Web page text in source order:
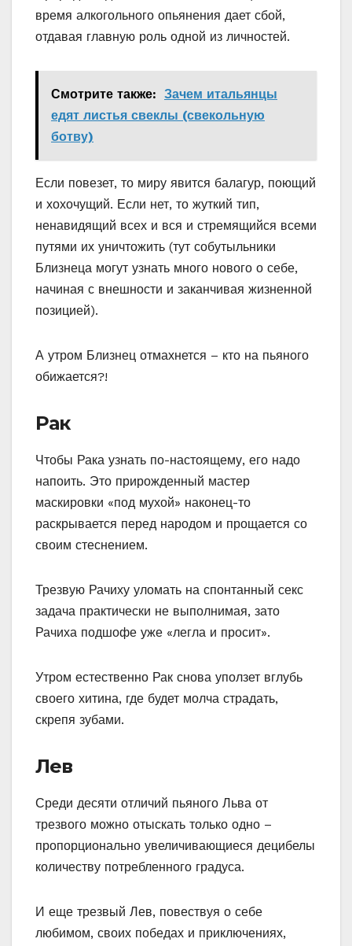
время алкогольного опьянения дает сбой,
отдавая главную роль одной из личностей.
Смотрите также: Зачем итальянцы
едят листья свеклы (свекольную
ботву)
Если повезет, то миру явится балагур, поющий
и хохочущий. Если нет, то жуткий тип,
ненавидящий всех и вся и стремящийся всеми
путями их уничтожить (тут собутыльники
Близнеца могут узнать много нового о себе,
начиная с внешности и заканчивая жизненной
позицией).
А утром Близнец отмахнется – кто на пьяного
обижается?!
Рак
Чтобы Рака узнать по-настоящему, его надо
напоить. Это прирожденный мастер
маскировки «под мухой» наконец-то
раскрывается перед народом и прощается со
своим стеснением.
Трезвую Рачиху уломать на спонтанный секс
задача практически не выполнимая, зато
Рачиха подшофе уже «легла и просит».
Утром естественно Рак снова уползет вглубь
своего хитина, где будет молча страдать,
скрепя зубами.
Лев
Среди десяти отличий пьяного Льва от
трезвого можно отыскать только одно –
пропорционально увеличивающиеся децибелы
количеству потребленного градуса.
И еще трезвый Лев, повествуя о себе
любимом, своих победах и приключениях,